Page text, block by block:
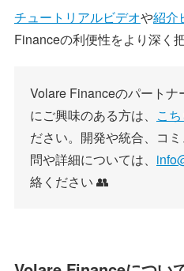
チュートリアルビデオや紹介
Financeの利便性をより深く
Volare Financeのパート
にご興味のある方は、 こ
ださい。開発や統合、コ
問や詳細については、
絡ください 👥